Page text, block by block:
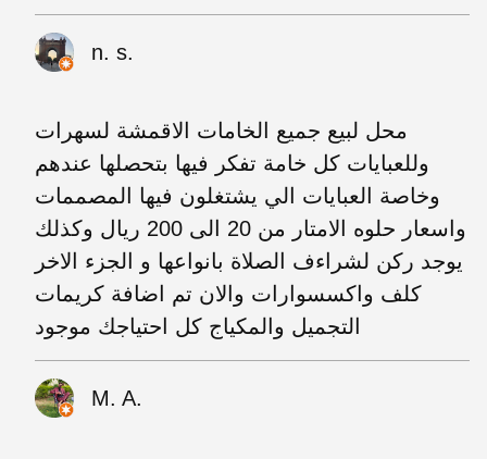
n. s.
محل لبيع جميع الخامات الاقمشة لسهرات
وللعبايات كل خامة تفكر فيها بتحصلها عندهم
وخاصة العبايات الي يشتغلون فيها المصممات
واسعار حلوه الامتار من 20 الى 200 ريال وكذلك
يوجد ركن لشراءف الصلاة بانواعها و الجزء الاخر
كلف واكسسوارات والان تم اضافة كريمات
التجميل والمكياج كل احتياجك موجود
M. A.